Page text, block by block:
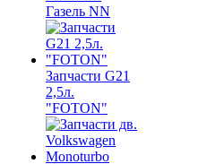
Газель NN
Запчасти G21
2,5л.
"FOTON"